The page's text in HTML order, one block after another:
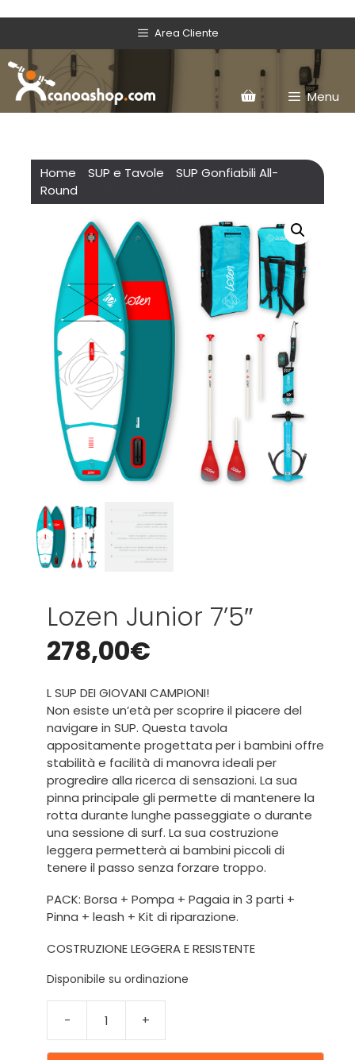
Area Cliente
Menu
Home SUP e Tavole
SUP Gonfiabili All-
Round
Lozen Junior 7’5″
278,00€
L SUP DEI GIOVANI CAMPIONI!
Non esiste un’età per scoprire il piacere del
navigare in SUP. Questa tavola
appositamente progettata per i bambini offre
stabilità e facilità di manovra ideali per
progredire alla ricerca di sensazioni. La sua
pinna principale gli permette di mantenere la
rotta durante lunghe passeggiate o durante
una sessione di surf. La sua costruzione
leggera permetterà ai bambini piccoli di
tenere il passo senza forzare troppo.
PACK: Borsa + Pompa + Pagaia in 3 parti +
Pinna + leash + Kit di riparazione.
COSTRUZIONE LEGGERA E RESISTENTE
Disponibile su ordinazione
- +